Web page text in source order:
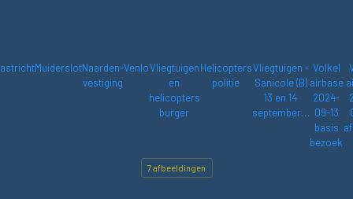
MuiderslotNaarden-
vestiging
VenloVliegtuigen
en
helicopters
burger
Helicopters
politie
Vliegtuigen -
Sanicole (B)
13 en 14
september…
Volkel
airbase
2024-
09-13
basis
bezoek
7 afbeeldingen